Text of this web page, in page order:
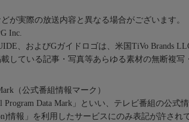
が実際の放送内容と異なる場合がございます。
Inc.
、およびGガイドロゴは、米国TiVo Brands
している記事・写真等あらゆる素材の無断複写
（公式番組情報マーク）
Data Mark」といい、テレビ番組の公式
情報」を利用したサービスにのみ表記が許され